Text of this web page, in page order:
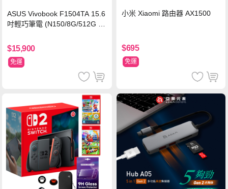
ASUS Vivobook F1504TA 15.6
吋輕巧筆電 (N150/8G/512G S
$15,900
免運
小米 Xiaomi 路由器 AX1500
$695
免運